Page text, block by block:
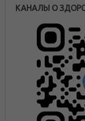
КАНАЛЫ О